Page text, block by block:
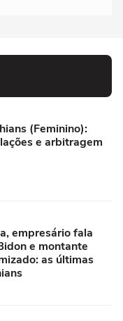
(Feminino):
e arbitragem
empresário fala
e montante
as últimas